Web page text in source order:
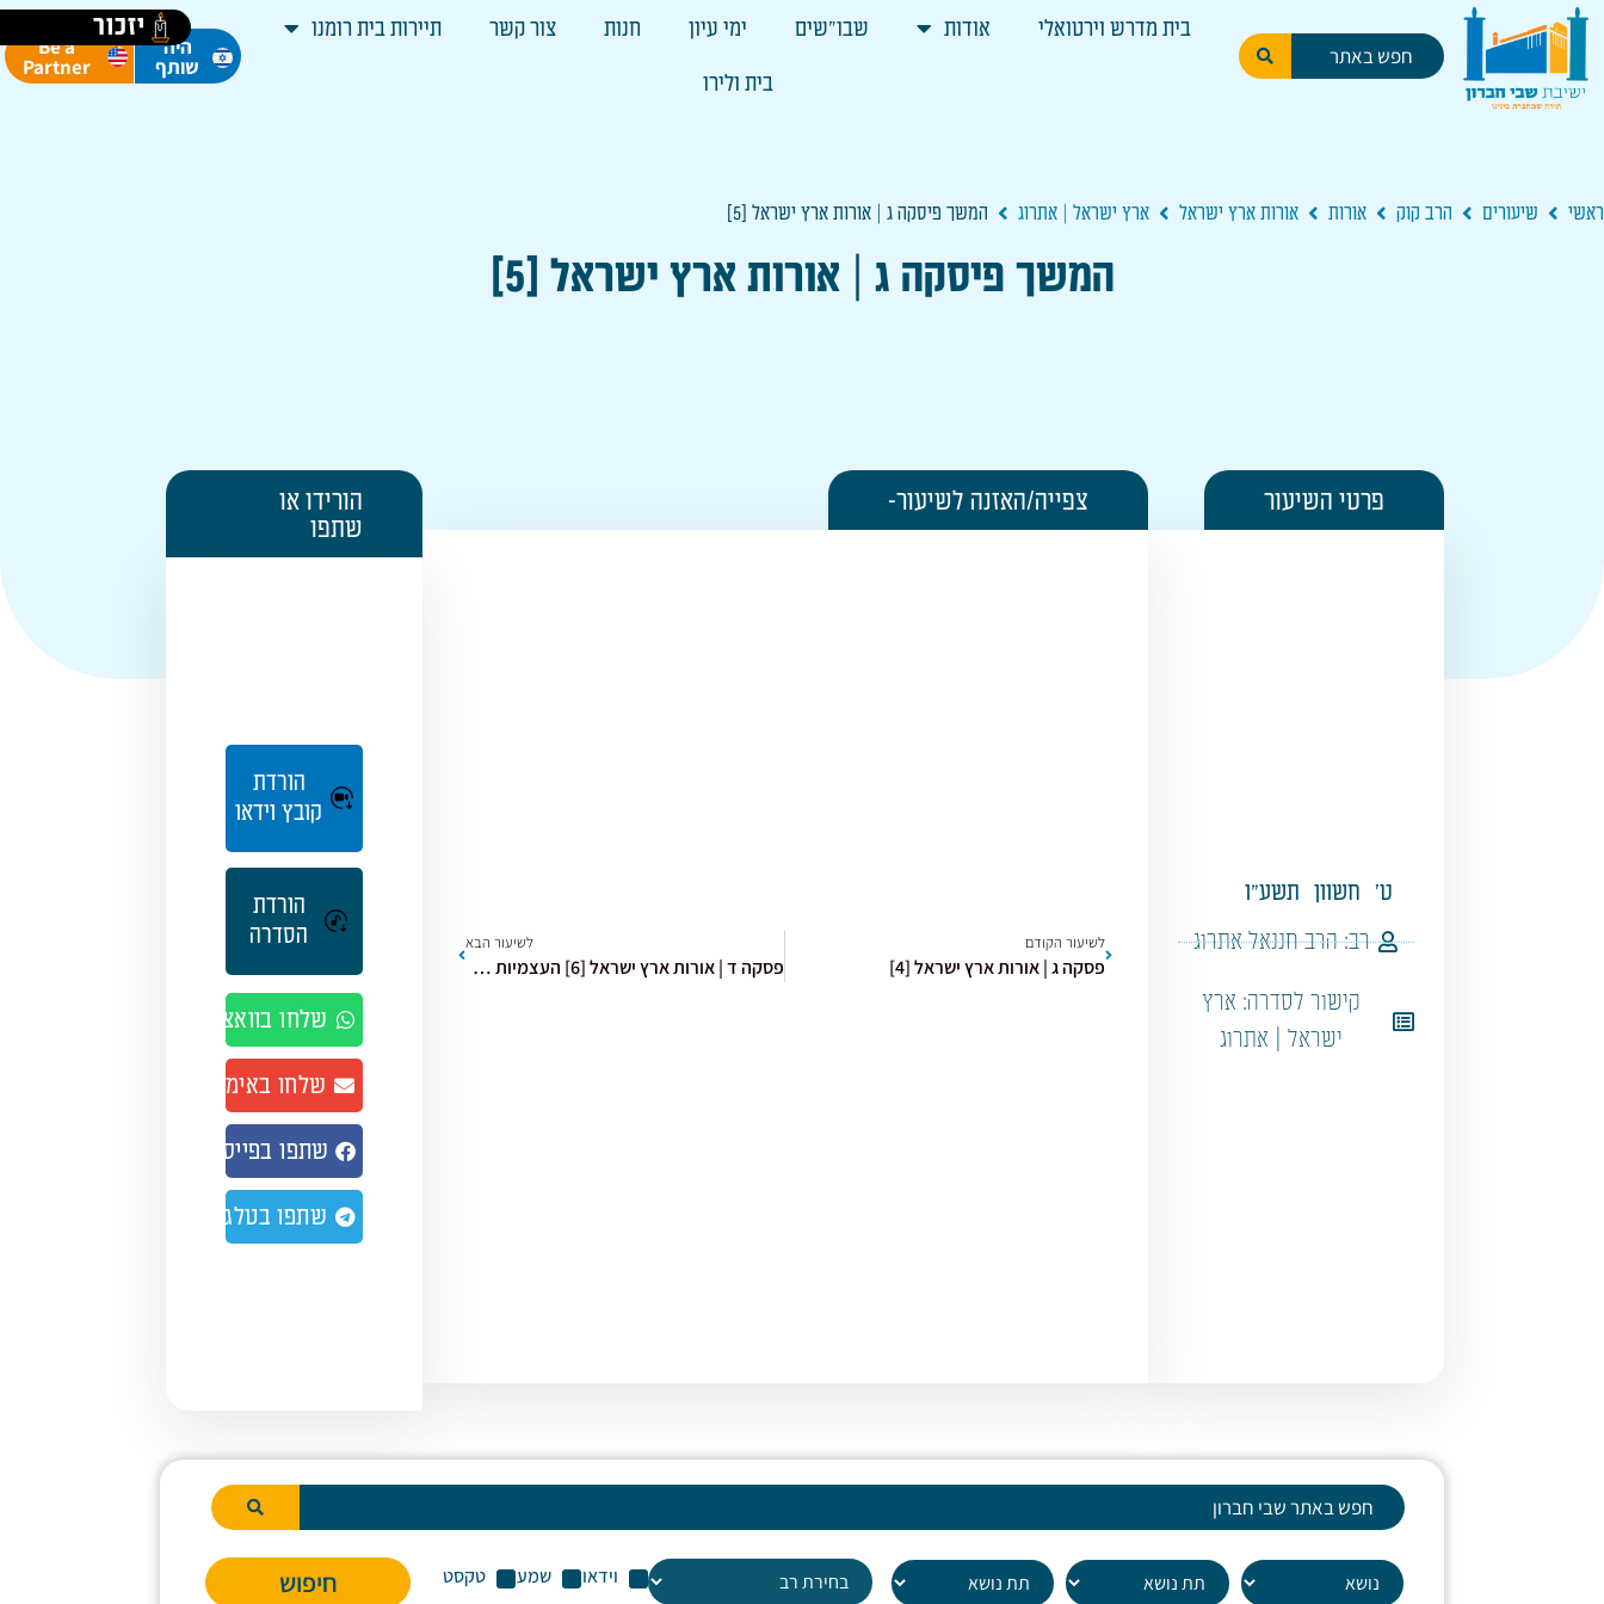
יזכור בית מדרש וירטואלי אודות שבו"שים ימי עיון חנות צור קשר תיירות בית רומנו
בית ולירו
היה
שותף
Be a
Partner
ראשי שיעורים הרב קוק אורות אורות ארץ ישראל ארץ ישראל | אתרוג המשך פיסקה ג | אורות ארץ ישראל [5]
המשך פיסקה ג | אורות ארץ ישראל [5]
פרטי השיעור
ט' חשוון
תשע"ו
רב: הרב חננאל אתרוג
קישור לסדרה: ארץ
ישראל | אתרוג
צפייה/האזנה לשיעור-
לשיעור הקודם
פסקה ג | אורות ארץ ישראל [4]
לשיעור הבא
פסקה ד | אורות ארץ ישראל [6] העצמיות בא"י
הורידו או
שתפו
הורדת
קובץ וידאו
הורדת
הסדרה
שלחו בוואצאפ
שלחו באימייל
שתפו בפייסבוק
שתפו בטלגרם
וידאו שמע טקסט חיפוש